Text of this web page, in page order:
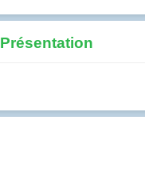
Présentation